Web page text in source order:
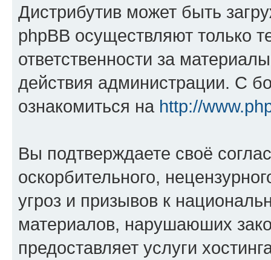
Дистрибутив может быть
phpBB осуществляют только
ответственности за
действия администрации. С
ознакомиться на http://
Вы подтверждаете своё
оскорбительного,
угроз и призывов к
материалов, нарушаюших
предоставляет услуги